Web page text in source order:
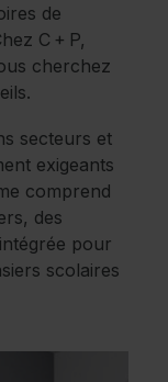
de
C + P,
cherchez
secteurs et
exigeants
comprend
des
pour
scolaires